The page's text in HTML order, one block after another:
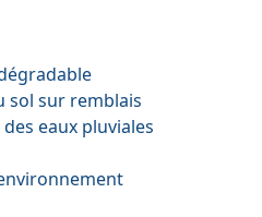
sol sur remblais
eaux pluviales